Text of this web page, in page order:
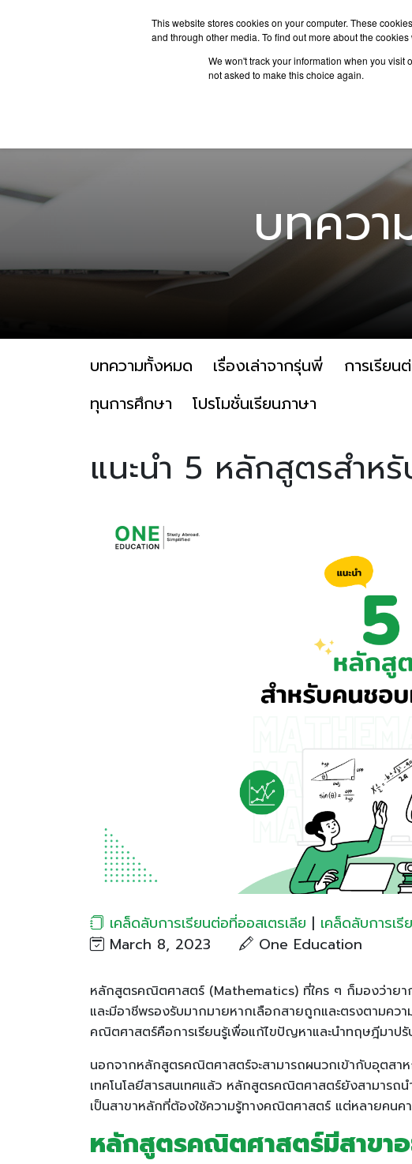
This website stores cookies on your computer. These
and through other media. To find out more about the
We won't track your information when you visit
not asked to make this choice again.
ประเทศน่าเรียนต่อ
บทควา
บทความทั้งหมด เรื่องเล่าจากรุ่นพี่ การเรีย
ทุนการศึกษา
โปรโมชั่นเรียนภาษา
แนะนำ 5 หลักสูตรสำห
เคล็ดลับการเรียนต่อที่ออสเตรเลีย | เคล็ดลับการเ
March 8, 2023
One Education
หลักสูตรคณิตศาสตร์ (Mathematics) ที่ใคร ๆ ก็มองว่ายา
และมีอาชีพรองรับมากมายหากเลือกสายถูกและตรงตามคว
คณิตศาสตร์คือการเรียนรู้เพื่อแก้ไขปัญหาและนำทฤษฎีมาปรั
นอกจากหลักสูตรคณิตศาสตร์จะสามารถผนวกเข้ากับอุตสา
เทคโนโลยีสารสนเทศแล้ว หลักสูตรคณิตศาสตร์ยังสามารถน
เป็นสาขาหลักที่ต้องใช้ความรู้ทางคณิตศาสตร์ แต่หลายคนค
หลักสูตรคณิตศาสตร์มีสาขาอ